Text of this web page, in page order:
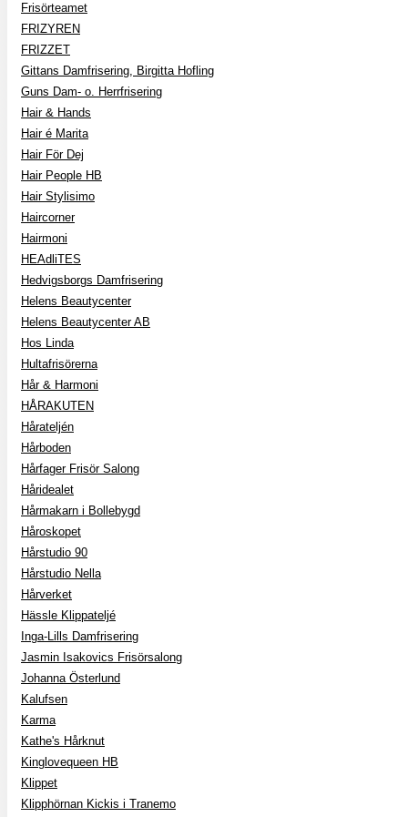
Frisörteamet
FRIZYREN
FRIZZET
Gittans Damfrisering, Birgitta Hofling
Guns Dam- o. Herrfrisering
Hair & Hands
Hair é Marita
Hair För Dej
Hair People HB
Hair Stylisimo
Haircorner
Hairmoni
HEAdliTES
Hedvigsborgs Damfrisering
Helens Beautycenter
Helens Beautycenter AB
Hos Linda
Hultafrisörerna
Hår & Harmoni
HÅRAKUTEN
Hårateljén
Hårboden
Hårfager Frisör Salong
Håridealet
Hårmakarn i Bollebygd
Håroskopet
Hårstudio 90
Hårstudio Nella
Hårverket
Hässle Klippateljé
Inga-Lills Damfrisering
Jasmin Isakovics Frisörsalong
Johanna Österlund
Kalufsen
Karma
Kathe's Hårknut
Kinglovequeen HB
Klippet
Klipphörnan Kickis i Tranemo